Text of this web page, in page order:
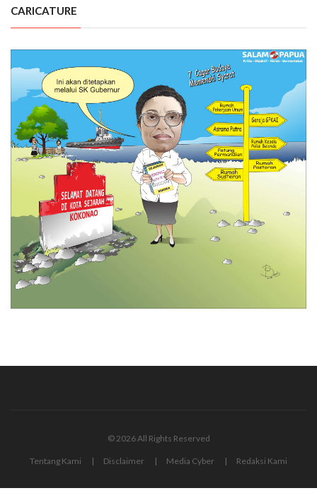
CARICATURE
© 2026 All Rights Reserved
Tentang Kami Disclaimer Media Cyber Redaksi Kami